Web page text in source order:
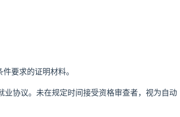
要求的证明材料。
协议。未在规定时间接受资格审查者，视为自动